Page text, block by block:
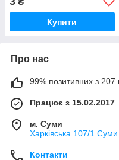
Купити
Про нас
99% позитивних з 207
Працює з 15.02.2017
м. Суми
Харківська 107/1
Контакти